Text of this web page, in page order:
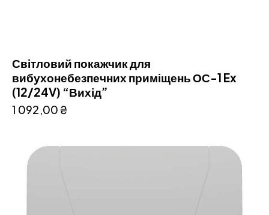
Світловий покажчик для
вибухонебезпечних приміщень ОС-1 Ex
(12/24V) “Вихід”
1 092,00₴